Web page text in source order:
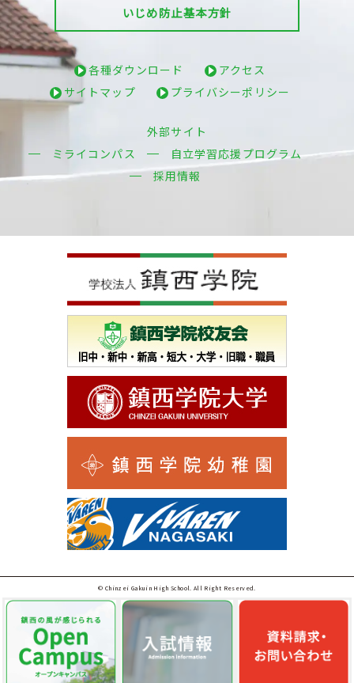
いじめ防止基本方針
各種ダウンロード
アクセス
サイトマップ
プライバシーポリシー
外部サイト
ミライコンパス
自立学習応援プログラム
採用情報
© Chinzei Gakuin High School. All Right Reserved.